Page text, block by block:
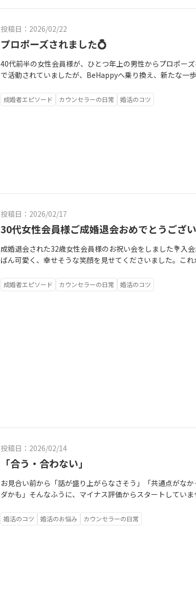
投稿日：2026/02/22
プロポーズされました💍
40代前半の女性会員様が、ひとつ年上の男性からプロポー
で活動されていましたが、BeHappyへ乗り換え、新たな一
せなご縁へ。お会いするたびに美しく輝き、今は本当に幸
「自分の幸せを信じて進むこと」。あなたにも、最高のご縁
成婚者エピソード カウンセラーの日常 婚活のコツ
投稿日：2026/02/17
30代女性会員様ご成婚退会おめでとうござ
成婚退会された32歳女性会員様のお祝い会をしました💐入
ばん可愛く、幸せそうな笑顔を見せてくださいました。こ
らえるんですね」と驚いてくださいました。私たちは、退
す。これからもいつでも遊びに来てくださいね。そして、
成婚者エピソード カウンセラーの日常 婚活のコツ
投稿日：2026/02/14
「合う・合わない」
お見合い前から「話が盛り上がらなさそう」「共通点がな
ダかも」そんなふうに、マイナス評価からスタートしてい
夫です🌱「悪くなかった」「もう少し知ってみたい」その
pyではお見合い前に作戦会議をして✔気持ちを軽くする✔見
婚活のコツ 婚活のお悩み カウンセラーの日常